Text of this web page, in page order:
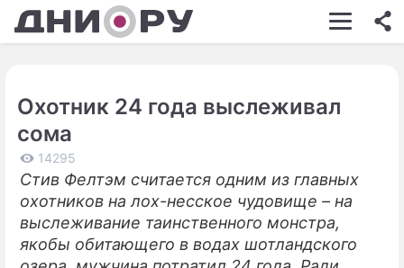
ШОУ-БИЗНЕС
КИНО
ЗДОРОВЬЕ
ЭКОНОМИКА
ПРОИСШЕСТВИЯ
Охотник 24 года выслеживал
сома
14295
Стив Фелтэм считается одним из главных
охотников на лох-несское чудовище – на
выслеживание таинственного монстра,
якобы обитающего в водах шотландского